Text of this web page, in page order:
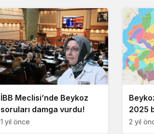
İBB Meclisi’nde Beykoz
soruları damga vurdu!
1 yıl önce
2025
2 yıl